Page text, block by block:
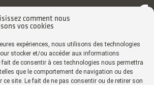
comment nous
vos cookies
expériences, nous utilisons des technologies
stocker et/ou accéder aux informations
fait de consentir à ces technologies nous permettra
que le comportement de navigation ou des
site. Le fait de ne pas consentir ou de retirer son